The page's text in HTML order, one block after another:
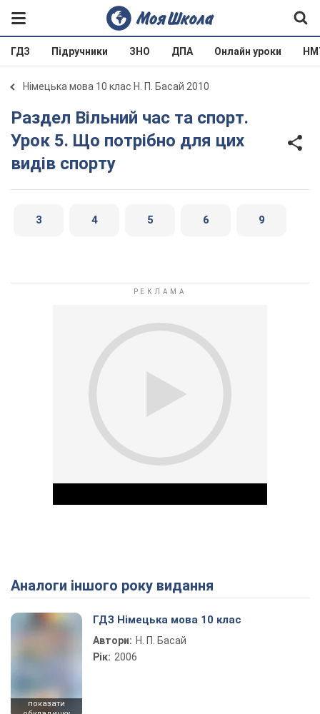
ГДЗ Підручники ЗНО ДПА Онлайн уроки
Німецька мова 10 клас Н. П. Басай 2010
Раздел Вільний час та спорт.
Урок 5. Що потрібно для цих
видів спорту
3 4 5 6 9
Play Video
Аналоги іншого року видання
показати
ГДЗ Німецька мова 10 клас
Автори: Н. П. Басай
Рік: 2006